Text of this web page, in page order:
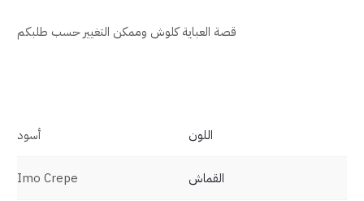
قصة العباية كلوش وممكن التغيير حسب طلبكم
اللون أسود
القماش Imo Crepe